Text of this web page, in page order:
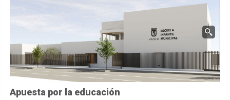
Apuesta por la educación